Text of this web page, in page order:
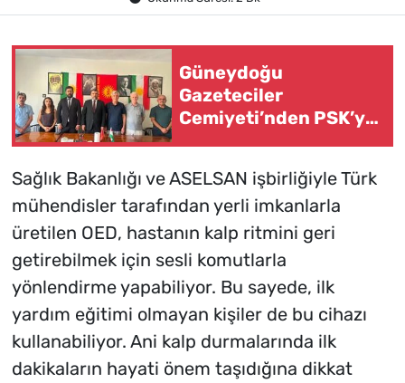
Güneydoğu
Gazeteciler
Cemiyeti’nden PSK’ye
Sağlık Bakanlığı ve ASELSAN işbirliğiyle Türk
mühendisler tarafından yerli imkanlarla
üretilen OED, hastanın kalp ritmini geri
getirebilmek için sesli komutlarla
yönlendirme yapabiliyor. Bu sayede, ilk
yardım eğitimi olmayan kişiler de bu cihazı
kullanabiliyor. Ani kalp durmalarında ilk
dakikaların hayati önem taşıdığına dikkat